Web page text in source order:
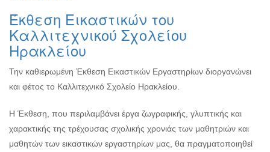
Εκθέσεις
Εκδηλώσεις
για
Άλλες
Εκδηλώσεις
Έκθεση Εικαστικών του
Καλλιτεχνικού Σχολείου
Ηρακλείου
Την καθιερωμένη Έκθεση Εικαστικών Εργαστηρίων διοργανώνει
και φέτος το Καλλιτεχνικό Σχολείο Ηρακλείου.
Η Έκθεση, που περιλαμβάνει έργα ζωγραφικής, γλυπτικής και
χαρακτικής της τρέχουσας σχολικής χρονιάς των μαθητριών και
μαθητών των εικαστικών εργαστηρίων μας, θα πραγματοποιηθεί